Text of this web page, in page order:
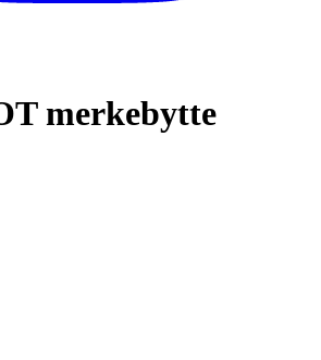
merkebytte